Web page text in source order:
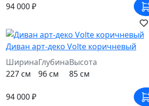
94 000 ₽
Диван арт-деко Volte коричневый
Ширина
227 см
Глубина
96 см
Высота
85 см
94 000 ₽